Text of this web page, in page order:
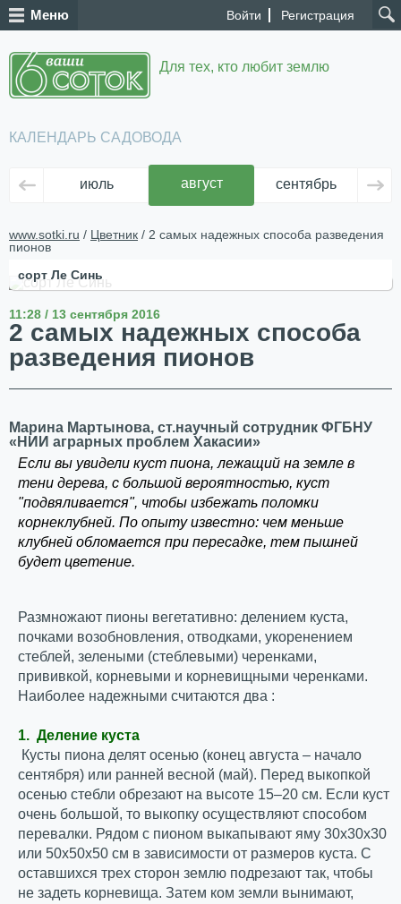
Войти Регистрация
Меню
Для тех, кто любит землю
КАЛЕНДАРЬ САДОВОДА
июль август сентябрь
www.sotki.ru / Цветник / 2 самых надежных способа разведения
пионов
сорт Ле Синь
11:28 / 13 сентября 2016
2 самых надежных способа
разведения пионов
Марина Мартынова, ст.научный сотрудник ФГБНУ
«НИИ аграрных проблем Хакасии»
Если вы увидели куст пиона, лежащий на земле в
тени дерева, с большой вероятностью, куст
"подвяливается", чтобы избежать поломки
корнеклубней. По опыту известно: чем меньше
клубней обломается при пересадке, тем пышней
будет цветение.
Размножают пионы вегетативно: делением куста,
почками возобновления, отводками, укоренением
стеблей, зелеными (стеблевыми) черенками,
прививкой, корневыми и корневищными черенками.
Наиболее надежными считаются два :
1. Деление куста
Кусты пиона делят осенью (конец августа – начало
сентября) или ранней весной (май). Перед выкопкой
осенью стебли обрезают на высоте 15–20 см. Если куст
очень большой, то выкопку осуществляют способом
перевалки. Рядом с пионом выкапывают яму 30х30х30
или 50х50х50 см в зависимости от размеров куста. С
оставшихся трех сторон землю подрезают так, чтобы
не задеть корневища. Затем ком земли вынимают,